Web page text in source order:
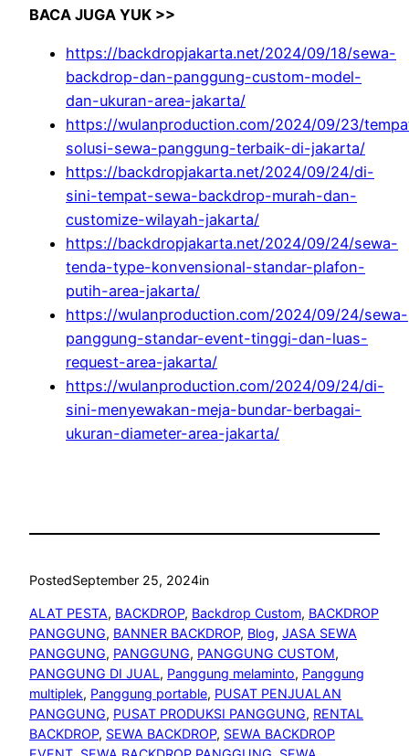
BACA JUGA YUK >>
https://backdropjakarta.net/2024/09/18/sewa-
backdrop-dan-panggung-custom-model-
dan-ukuran-area-jakarta/
https://wulanproduction.com/2024/09/23/
solusi-sewa-panggung-terbaik-di-jakarta/
https://backdropjakarta.net/2024/09/24/di-
sini-tempat-sewa-backdrop-murah-dan-
customize-wilayah-jakarta/
https://backdropjakarta.net/2024/09/24/sewa-
tenda-type-konvensional-standar-plafon-
putih-area-jakarta/
https://wulanproduction.com/2024/09/24/sewa-
panggung-standar-event-tinggi-dan-luas-
request-area-jakarta/
https://wulanproduction.com/2024/09/24/di-
sini-menyewakan-meja-bundar-berbagai-
ukuran-diameter-area-jakarta/
PostedSeptember 25, 2024in
ALAT PESTA, BACKDROP, Backdrop Custom, BACKDROP
PANGGUNG, BANNER BACKDROP, Blog, JASA SEWA
PANGGUNG, PANGGUNG, PANGGUNG CUSTOM
PANGGUNG DI JUAL, Panggung melaminto, Panggung
multiplek, Panggung portable, PUSAT PENJUALAN
PANGGUNG, PUSAT PRODUKSI PANGGUNG, RENTAL
BACKDROP, SEWA BACKDROP, SEWA BACKDROP